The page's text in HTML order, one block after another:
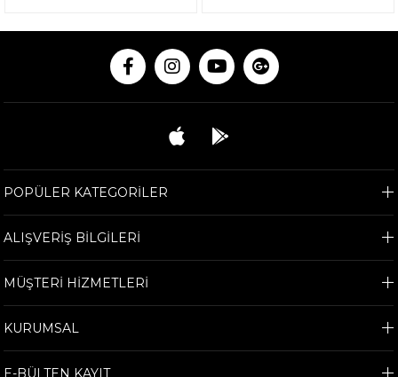
POPÜLER KATEGORİLER
ALIŞVERİŞ BİLGİLERİ
MÜŞTERİ HİZMETLERİ
KURUMSAL
E-BÜLTEN KAYIT